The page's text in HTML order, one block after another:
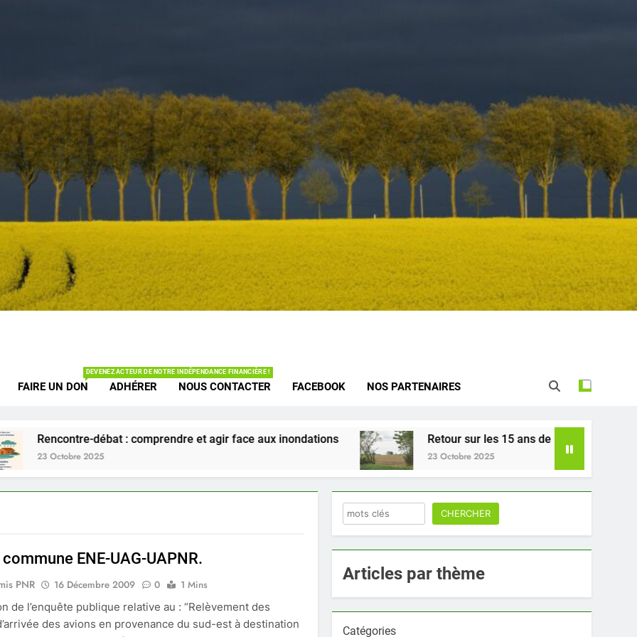
FAIRE UN DON
DEVENEZ ACTEUR DE NOTRE INDÉPENDANCE FINANCIÈRE !
ADHÉRER NOUS CONTACTER FACEBOOK NOS PARTENAIRES
débat : comprendre et agir face aux inondations
Octobre 2025
Retour sur les 15 ans de la ZPNAF
23 Octobre 2025
ENE-UAG-UAPNR.
PNR 16 Décembre 2009 0
1 Mins
de l’enquête publique relative au : “Relèvement des
des avions en provenance du sud-est à destination
Rechercher CHERCHER
Articles par thème
Catégories